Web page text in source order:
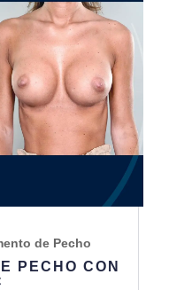
PECHO CON
de Pecho